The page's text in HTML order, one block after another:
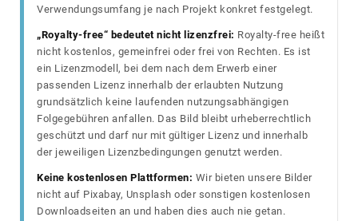
Verwendungsumfang je nach Projekt konkret festgelegt.
„Royalty-free“ bedeutet nicht lizenzfrei: Royalty-free heißt
nicht kostenlos, gemeinfrei oder frei von Rechten. Es ist
ein Lizenzmodell, bei dem nach dem Erwerb einer
passenden Lizenz innerhalb der erlaubten Nutzung
grundsätzlich keine laufenden nutzungsabhängigen
Folgegebühren anfallen. Das Bild bleibt urheberrechtlich
geschützt und darf nur mit gültiger Lizenz und innerhalb
der jeweiligen Lizenzbedingungen genutzt werden.
Keine kostenlosen Plattformen: Wir bieten unsere Bilder
nicht auf Pixabay, Unsplash oder sonstigen kostenlosen
Downloadseiten an und haben dies auch nie getan.